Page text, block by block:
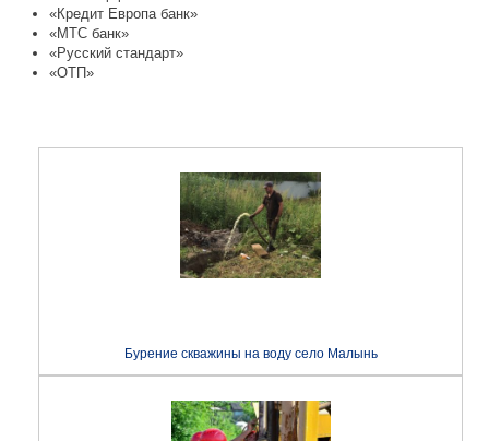
«Кредит Европа банк»
«МТС банк»
«Русский стандарт»
«ОТП»
Бурение скважины на воду село Малынь